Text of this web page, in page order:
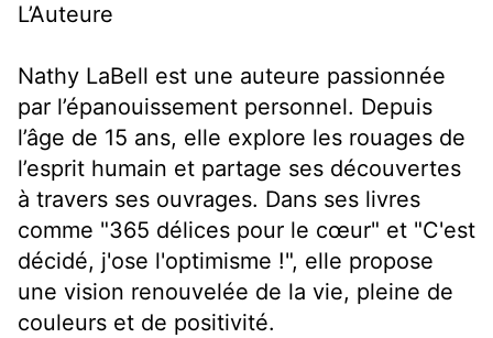
L’Auteure
Nathy LaBell est une auteure passionnée
par l’épanouissement personnel. Depuis
l’âge de 15 ans, elle explore les rouages de
l’esprit humain et partage ses découvertes
à travers ses ouvrages. Dans ses livres
comme "365 délices pour le cœur" et "C'est
décidé, j'ose l'optimisme !", elle propose
une vision renouvelée de la vie, pleine de
couleurs et de positivité.